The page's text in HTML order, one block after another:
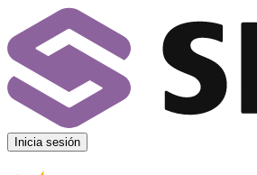
Inicia sesión